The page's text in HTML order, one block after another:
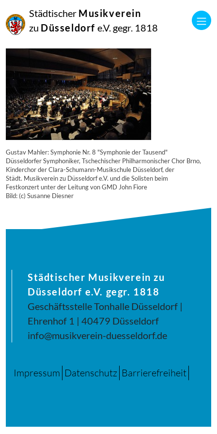
Städtischer Musikverein
zu Düsseldorf e.V. gegr. 1818
September
2014
Manfred Hill
Gustav Mahler: Symphonie Nr. 8 "Symphonie der Tausend"
Düsseldorfer Symphoniker, Tschechischer Philharmonischer Chor Brno,
Kinderchor der Clara-Schumann-Musikschule Düsseldorf, der
Städt. Musikverein zu Düsseldorf e.V. und die Solisten beim
Festkonzert unter der Leitung von GMD John Fiore
Bild: (c) Susanne Diesner
Städtischer Musikverein zu
Düsseldorf e.V. gegr. 1818
Geschäftsstelle Tonhalle Düsseldorf |
Ehrenhof 1 | 40479 Düsseldorf
info@musikverein-duesseldorf.de
Impressum Datenschutz Barrierefreiheit